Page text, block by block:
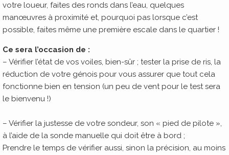
votre loueur, faites des ronds dans l’eau, quelques
manœuvres à proximité et, pourquoi pas lorsque c’est
possible, faites même une première escale dans le quartier !
Ce sera l’occasion de :
– Vérifier l’état de vos voiles, bien-sûr ; tester la prise de ris, la
réduction de votre génois pour vous assurer que tout cela
fonctionne bien en tension (un peu de vent pour le test sera
le bienvenu !)
– Vérifier la justesse de votre sondeur, son « pied de pilote »,
à l’aide de la sonde manuelle qui doit être à bord ;
Prendre le temps de vérifier aussi, sinon la précision, au moins